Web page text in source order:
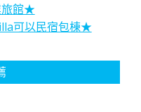
旅館★
可以民宿包棟★